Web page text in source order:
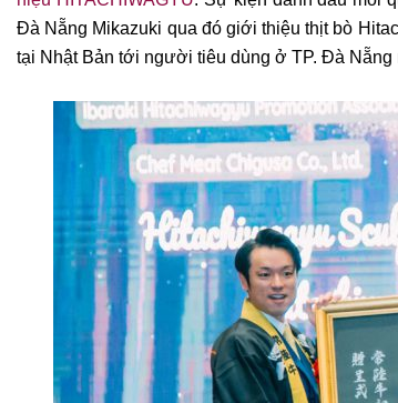
Đà Nẵng Mikazuki qua đó giới thiệu thịt bò
tại Nhật Bản tới người tiêu dùng ở TP. Đà Nẵng